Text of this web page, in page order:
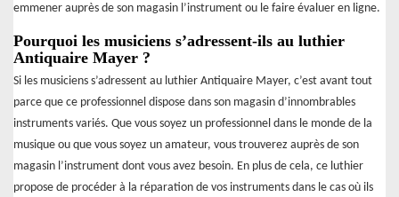
emmener auprès de son magasin l’instrument ou le faire évaluer en ligne.
Pourquoi les musiciens s’adressent-ils au luthier
Antiquaire Mayer ?
Si les musiciens s’adressent au luthier Antiquaire Mayer, c’est avant tout
parce que ce professionnel dispose dans son magasin d’innombrables
instruments variés. Que vous soyez un professionnel dans le monde de la
musique ou que vous soyez un amateur, vous trouverez auprès de son
magasin l’instrument dont vous avez besoin. En plus de cela, ce luthier
propose de procéder à la réparation de vos instruments dans le cas où ils